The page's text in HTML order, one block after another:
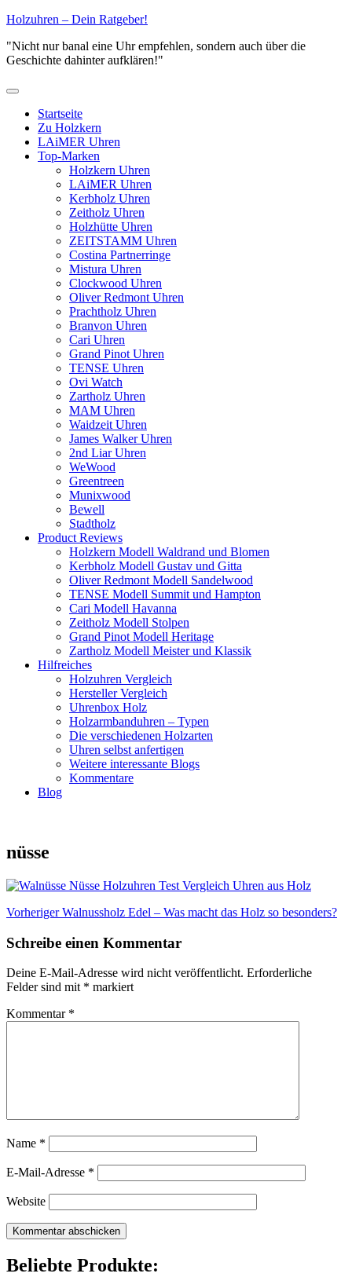
Zum
springen
Holzuhren – Dein Ratgeber!
"Nicht nur banal eine Uhr empfehlen, sondern auch über die
Geschichte dahinter aufklären!"
Primäres
Startseite
Zu Holzkern
LAiMER Uhren
Top-Marken
Holzkern Uhren
LAiMER Uhren
Kerbholz Uhren
Zeitholz Uhren
Holzhütte Uhren
ZEITSTAMM Uhren
Costina Partnerringe
Mistura Uhren
Clockwood Uhren
Oliver Redmont Uhren
Prachtholz Uhren
Branvon Uhren
Cari Uhren
Grand Pinot Uhren
TENSE Uhren
Ovi Watch
Zartholz Uhren
MAM Uhren
Waidzeit Uhren
James Walker Uhren
2nd Liar Uhren
WeWood
Greentreen
Munixwood
Bewell
Stadtholz
Product Reviews
Holzkern Modell Waldrand und Blomen
Kerbholz Modell Gustav und Gitta
Oliver Redmont Modell Sandelwood
TENSE Modell Summit und Hampton
Cari Modell Havanna
Zeitholz Modell Stolpen
Grand Pinot Modell Heritage
Zartholz Modell Meister und Klassik
Hilfreiches
Holzuhren Vergleich
Hersteller Vergleich
Uhrenbox Holz
Holzarmbanduhren – Typen
Die verschiedenen Holzarten
Uhren selbst anfertigen
Weitere interessante Blogs
Kommentare
Blog
nüsse
Beitragsnavigation
Vorheriger Vorheriger
Walnussholz Edel – Was macht das Holz so besonders?
Schreibe einen Kommentar
Deine E-Mail-Adresse wird nicht veröffentlicht. Erforderliche
Felder sind mit * markiert
Kommentar *
Name *
E-Mail-Adresse *
Website
Beliebte Produkte: